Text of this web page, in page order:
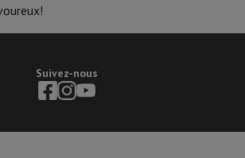
Suivez-nous